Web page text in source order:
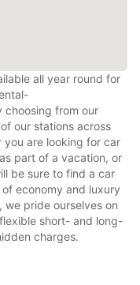
all year round for
choosing from our
our stations across
are looking for car
part of a vacation, or
be sure to find a car
economy and luxury
we pride ourselves on
short- and long-
charges.